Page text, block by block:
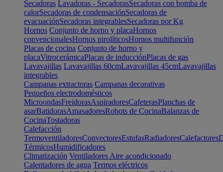
Secadoras Lavadoras - SecadorasSecadoras con bomba de
calorSecadoras de condensaciónSecadoras de
evacuaciónSecadoras integrablesSecadoras por Kg
Hornos Conjunto de horno y placaHornos
convencionalesHornos pirolíticosHornos multifunción
Placas de cocina Conjunto de horno y
placaVitrocerámicaPlacas de inducciónPlacas de gas
Lavavajillas Lavavajillas 60cmLavavajillas 45cmLavavajillas
integrables
Campanas extractoras Campanas decorativas
Pequeños electrodomésticos
MicroondasFreidorasAspiradoresCafeterasPlanchas de
asarBatidorasAmasadoresRobots de CocinaBalanzas de
CocinaTostadoras
Calefacción
TermoventiladoresConvectoresEstufasRadiadoresCalefactores
TérmicosHumidificadores
Climatización Ventiladores Aire acondicionado
Calentadores de agua Termos eléctricos